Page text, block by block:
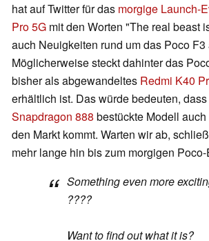
hat auf Twitter für das morgige Launch-
Pro 5G mit den Worten "The real beast
auch Neuigkeiten rund um das Poco
Möglicherweise steckt dahinter das
bisher als abgewandeltes Redmi K40
erhältlich ist. Das würde bedeuten,
Snapdragon 888 bestückte Modell
den Markt kommt. Warten wir ab,
mehr lange hin bis zum morgigen Poco-
Something even more
????
Want to find out what it is?